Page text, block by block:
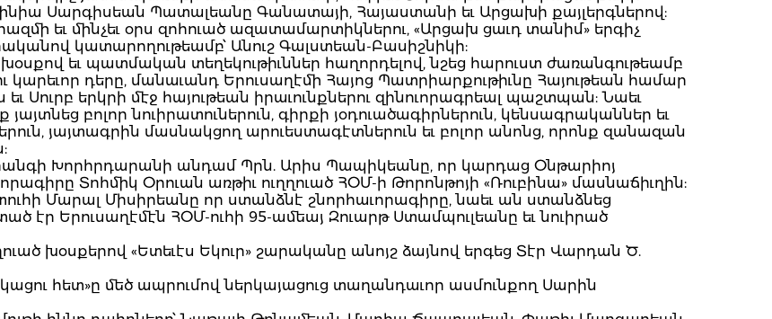
Սարգիսեան Պատալեանը Գանատայի, Հայաստանի եւ Արցախի քայլերգներով:
եւ մինչեւ օրս զոհուած ազատամարտիկներու, «Արցախ ցաւդ տանիմ» երգիչ
կատարողութեամբ՝ Անուշ Գալստեան-Բասիշնիկի:
եւ պատմական տեղեկութիւններ հաղորդելով, նշեց հարուստ ժառանգութեամբ
կարեւոր դերը, մանաւանդ Երուսաղէմի Հայոց Պատրիարքութիւնը Հայութեան համար
եւ Սուրբ երկրի մէջ հայութեան իրաւունքներու զինուորագրեալ պաշտպան: Նաեւ
բոլոր նուիրատուներուն, գիրքի յօդուածագիրներուն, կենսագրականներ եւ
յայտագրին մասնակցող արուեստագէտներուն եւ բոլոր անոնց, որոնք զանազան
Խորհրդարանի անդամ Պրն. Արիս Պապիկեանը, որ կարդաց Օնթարիոյ
Տոհմիկ Օրուան առթիւ ուղղուած ՀՕՄ-ի Թորոնթոյի «Ռուբինա» մասնաճիւղին:
Մարալ Միսիրեանը որ ստանձնէ շնորհաւորագիրը, նաեւ ան ստանձնեց
էր Երուսաղէմէն ՀՕՄ-ուհի 95-ամեայ Զուարթ Ստամպուլեանը եւ նուիրած
խօսքերով «Ետեւէս Եկուր» շարականը անոյշ ձայնով երգեց Տէր Վարդան Ծ.
հետ»ը մեծ ապրումով ներկայացուց տաղանդաւոր ասմունքող Սարին